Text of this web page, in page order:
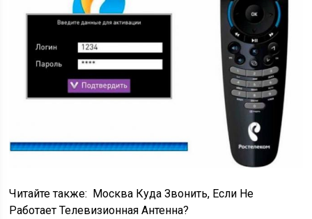
Читайте также: Москва Куда Звонить, Если Не
Работает Телевизионная Антенна?